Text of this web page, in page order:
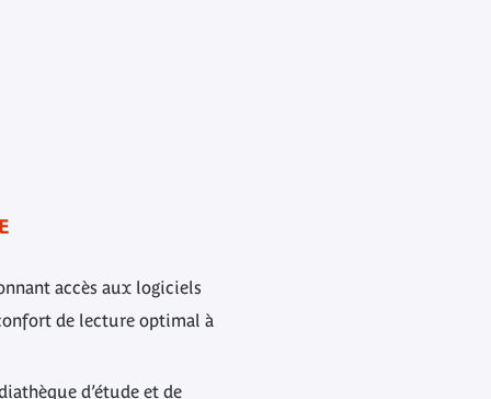
accès aux logiciels
de lecture optimal à
d’étude et de